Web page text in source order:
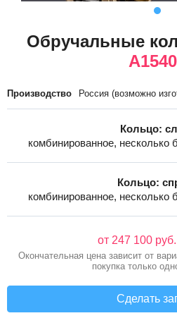
Обручальные
Производство Россия (возможно
Кольцо:
комбинированное, несколько
Кольцо:
комбинированное, несколько
от 247 100 руб.
Окончательная цена зависит от
покупка только
Сделать